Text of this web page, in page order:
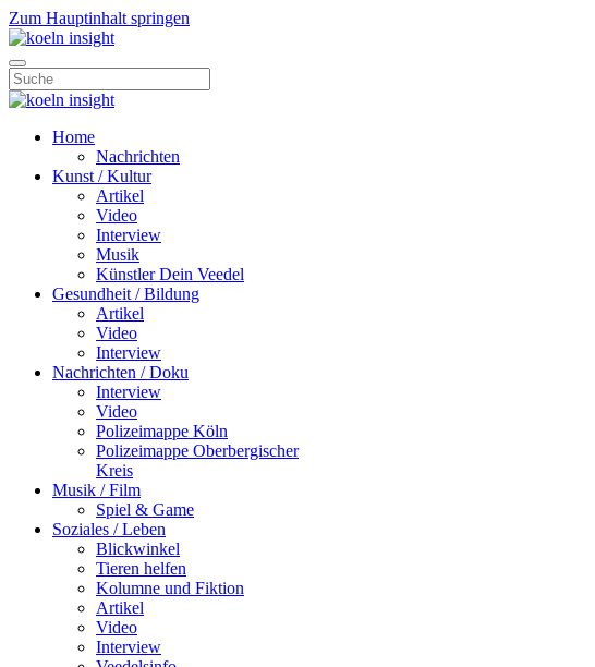
Zum Hauptinhalt springen
Home
Nachrichten
Kunst / Kultur
Artikel
Video
Interview
Musik
Künstler Dein Veedel
Gesundheit / Bildung
Artikel
Video
Interview
Nachrichten / Doku
Interview
Video
Polizeimappe Köln
Polizeimappe Oberbergischer
Kreis
Musik / Film
Spiel & Game
Soziales / Leben
Blickwinkel
Tieren helfen
Kolumne und Fiktion
Artikel
Video
Interview